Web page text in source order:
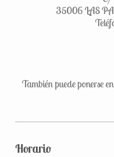
35006 LAS
También puede ponerse
Horario